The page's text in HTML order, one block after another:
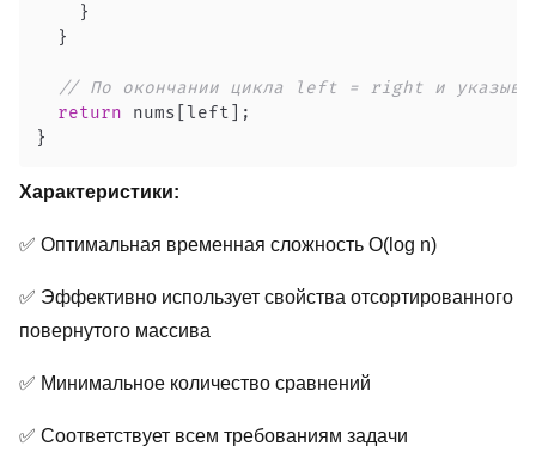
}
}
// По окончании цикла left = right и
return nums left
;
}
Характеристики:
✅ Оптимальная временная сложность O(log n)
✅ Эффективно использует свойства отсортированного
повернутого массива
✅ Минимальное количество сравнений
✅ Соответствует всем требованиям задачи